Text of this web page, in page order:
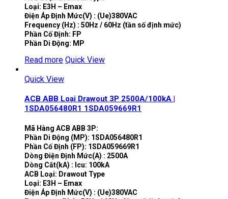
Loại: E3H – Emax
Điện Áp Định Mức(V) : (Ue)380VAC
Frequency (Hz) : 50Hz / 60Hz (tần số định mức)
Phần Cố Định: FP
Phần Di Động: MP
Read more Quick View
Quick View
ACB ABB Loại Drawout 3P 2500A/100kA |
1SDA056480R1 1SDA059669R1
Mã Hàng ACB ABB 3P:
Phần Di Động (MP): 1SDA056480R1
Phần Cố Định (FP): 1SDA059669R1
Dòng Điện Định Mức(A) : 2500A
Dòng Cắt(kA) : Icu: 100kA
ACB Loại: Drawout Type
Loại: E3H – Emax
Điện Áp Định Mức(V) : (Ue)380VAC